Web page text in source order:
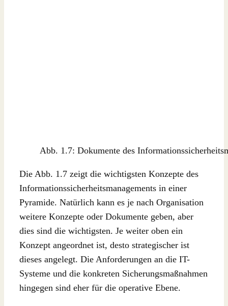
Abb. 1.7: Dokumente des
Die Abb. 1.7 zeigt die wichtigsten Konzepte des
Informationssicherheitsmanagements in einer
Pyramide. Natürlich kann es je nach Organisation
weitere Konzepte oder Dokumente geben, aber
dies sind die wichtigsten. Je weiter oben ein
Konzept angeordnet ist, desto strategischer ist
dieses angelegt. Die Anforderungen an die IT-
Systeme und die konkreten Sicherungsmaßnahmen
hingegen sind eher für die operative Ebene.